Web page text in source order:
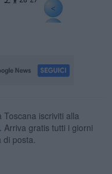
iscriviti alla
Arriva gratis tutti i giorni
posta.